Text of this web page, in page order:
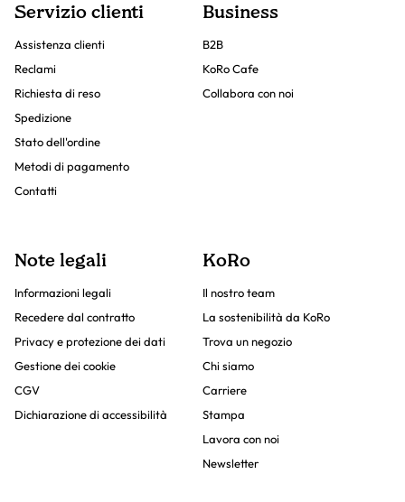
Servizio clienti
Assistenza clienti
Reclami
Richiesta di reso
Spedizione
Stato dell'ordine
Metodi di pagamento
Contatti
Business
B2B
KoRo Cafe
Collabora con noi
Note legali
Informazioni legali
Recedere dal contratto
Privacy e protezione dei dati
Gestione dei cookie
CGV
Dichiarazione di accessibilità
KoRo
Il nostro team
La sostenibilità da KoRo
Trova un negozio
Chi siamo
Carriere
Stampa
Lavora con noi
Newsletter